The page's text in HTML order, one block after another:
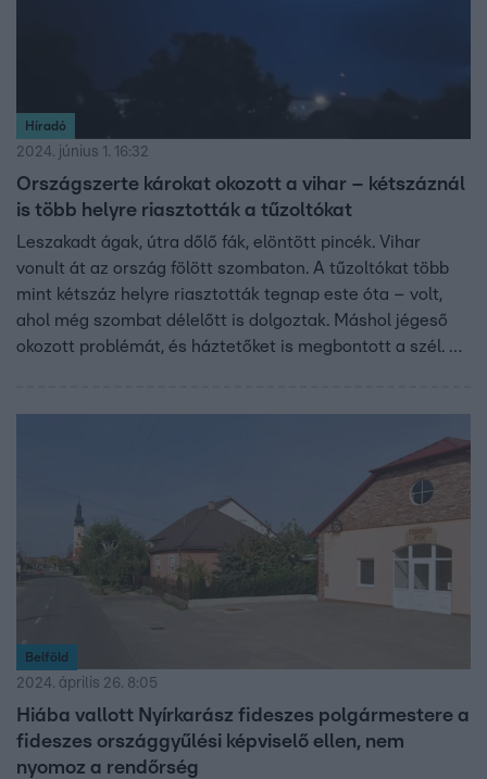
Híradó
2024. június 1. 16:32
Országszerte károkat okozott a vihar – kétszáznál
is több helyre riasztották a tűzoltókat
Leszakadt ágak, útra dőlő fák, elöntött pincék. Vihar
vonult át az ország fölött szombaton. A tűzoltókat több
mint kétszáz helyre riasztották tegnap este óta – volt,
ahol még szombat délelőtt is dolgoztak. Máshol jégeső
okozott problémát, és háztetőket is megbontott a szél. A
Belföld
2024. április 26. 8:05
Hiába vallott Nyírkarász fideszes polgármestere a
fideszes országgyűlési képviselő ellen, nem
nyomoz a rendőrség